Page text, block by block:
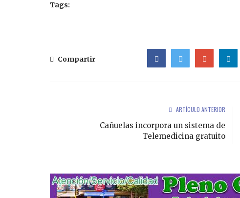
Tags:
Compartir
ARTÍCULO ANTERIOR
Cañuelas incorpora un sistema de
Telemedicina gratuito